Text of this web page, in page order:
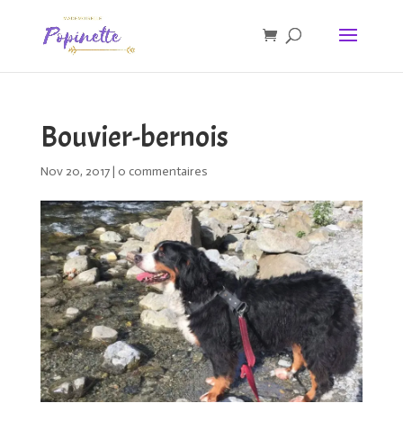
Bouvier-bernois
Nov 20, 2017| 0 commentaires